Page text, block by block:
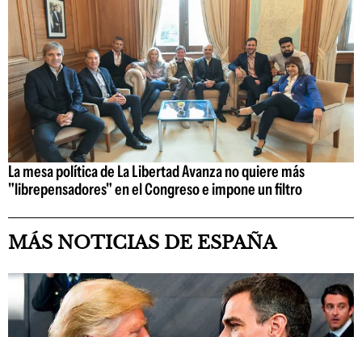
La mesa política de La Libertad Avanza no quiere más
"librepensadores" en el Congreso e impone un filtro
MÁS NOTICIAS DE ESPAÑA